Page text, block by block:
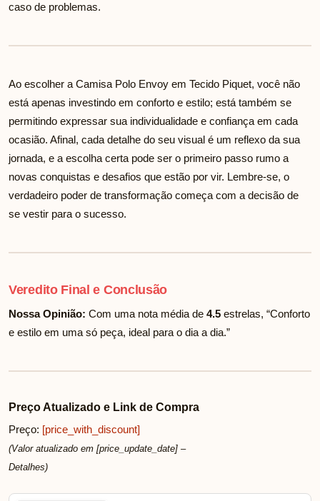
caso de problemas.
Ao escolher a Camisa Polo Envoy em Tecido Piquet, você não
está apenas investindo em conforto e estilo; está também se
permitindo expressar sua individualidade e confiança em cada
ocasião. Afinal, cada detalhe do seu visual é um reflexo da sua
jornada, e a escolha certa pode ser o primeiro passo rumo a
novas conquistas e desafios que estão por vir. Lembre-se, o
verdadeiro poder de transformação começa com a decisão de
se vestir para o sucesso.
Veredito Final e Conclusão
Nossa Opinião: Com uma nota média de 4.5 estrelas, “Conforto
e estilo em uma só peça, ideal para o dia a dia.”
Preço Atualizado e Link de Compra
Preço: [price_with_discount]
(Valor atualizado em [price_update_date] –
Detalhes)